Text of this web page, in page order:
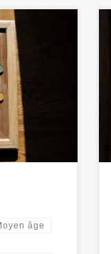
à 4 joueurs
âge